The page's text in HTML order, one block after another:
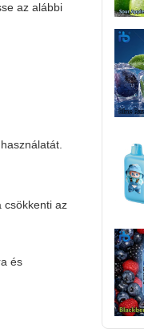
az alábbi
csökkenti az
és